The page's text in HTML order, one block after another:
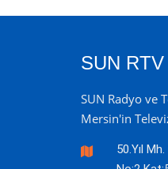
SUN RTV
SUN Radyo ve
Mersin'in
50.Yıl